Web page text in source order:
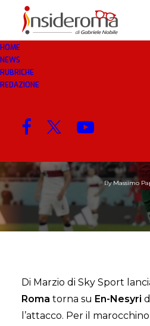
HOME
NEWS
RUBRICHE
REDAZIONE10 LUG 2024
La Roma
ByMassimo
Di Marzio di Sky Sport
Roma torna su En-Nesyri
l’attacco. Per il